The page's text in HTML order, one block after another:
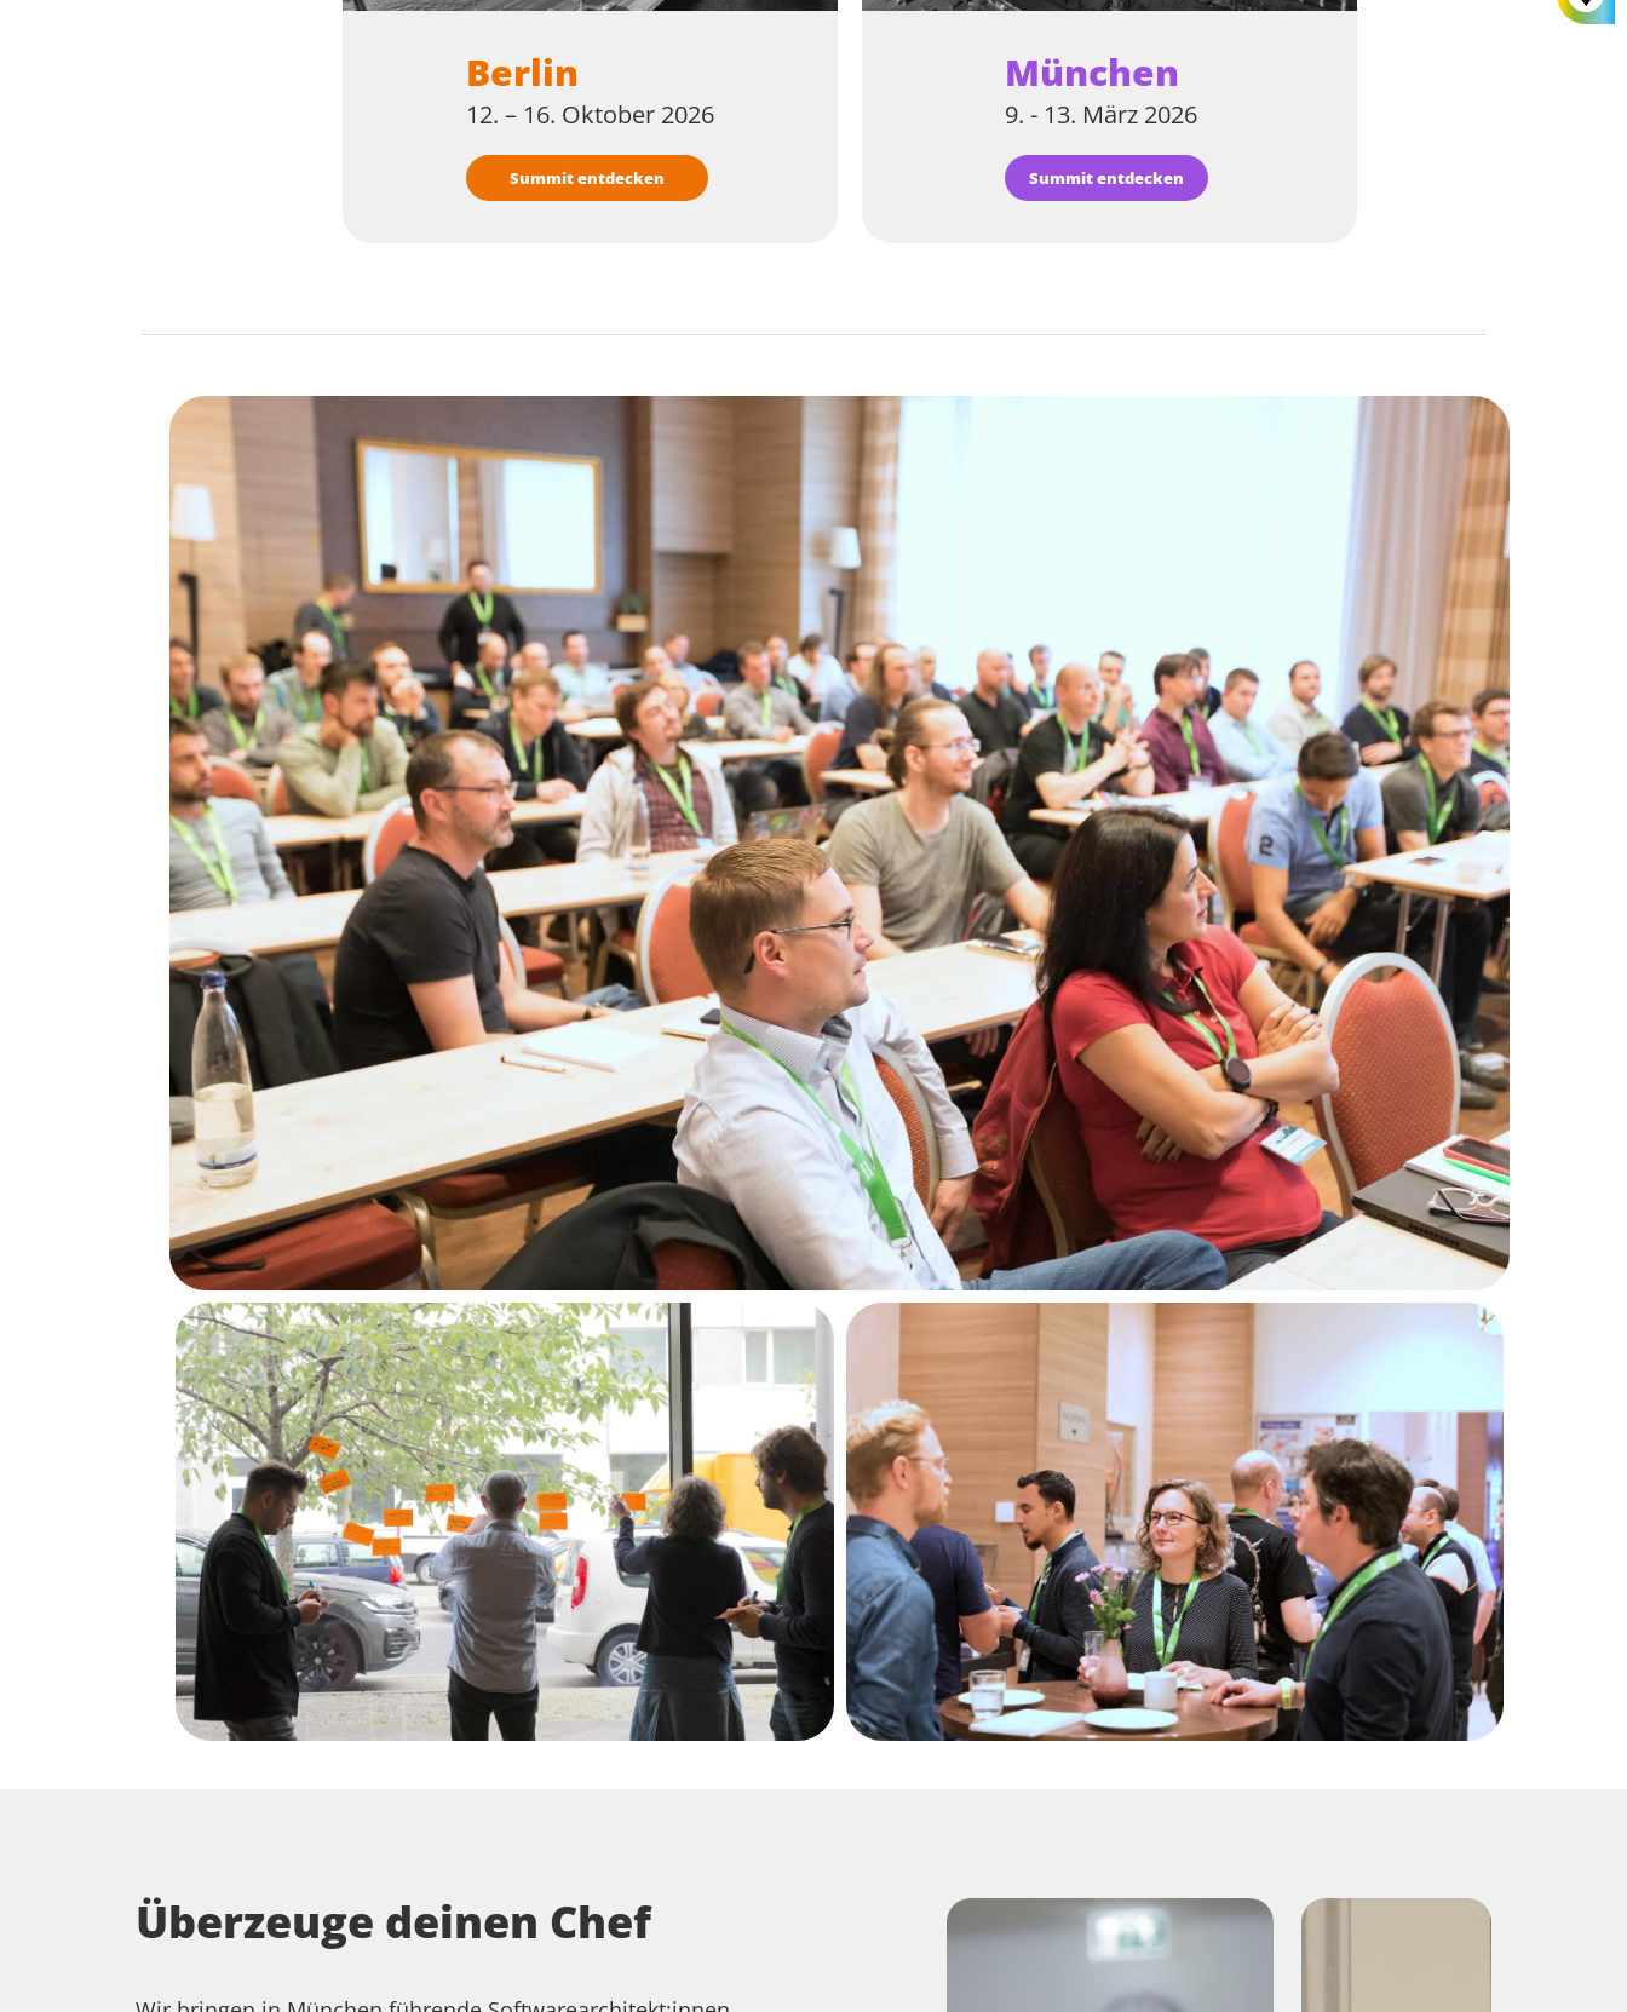
Berlin
12. – 16. Oktober 2026
Summit entdecken
München
9. - 13. März 2026
Summit entdecken
Überzeuge deinen Chef